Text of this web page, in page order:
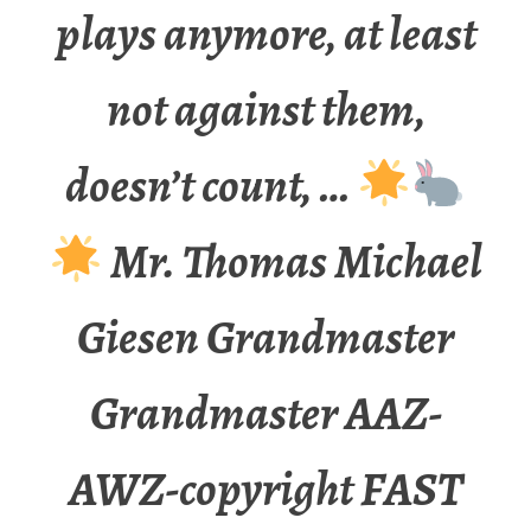
plays anymore, at least
not against them,
doesn’t count, …
Mr. Thomas Michael
Giesen Grandmaster
Grandmaster AAZ-
AWZ-copyright FAST